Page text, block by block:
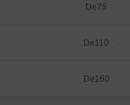
De75
De110
De160